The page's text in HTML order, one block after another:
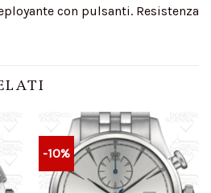
con pulsanti. Resistenza
-10%